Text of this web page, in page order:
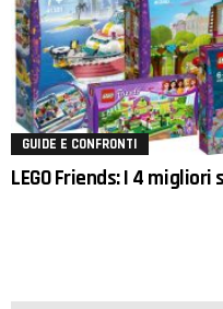
GUIDE E CONFRONTI
LEGO Friends: I 4